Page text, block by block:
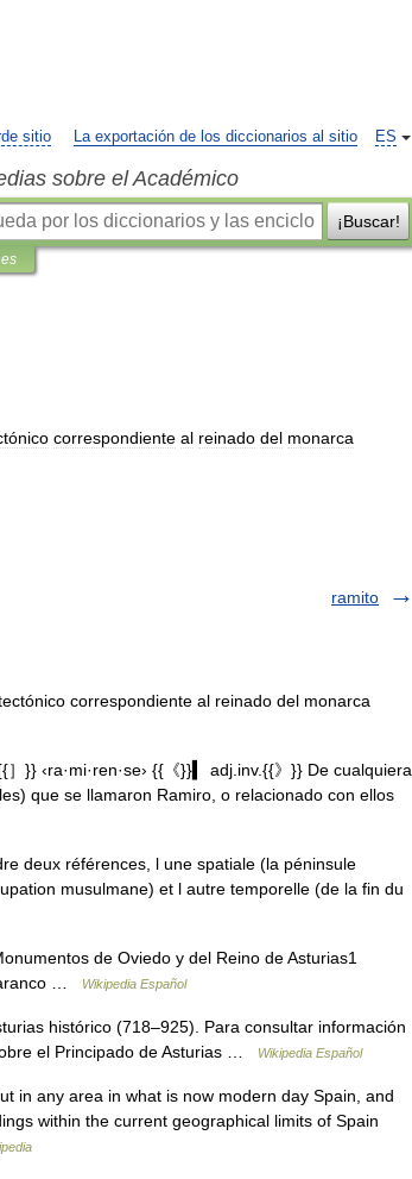
ES
sitio La exportación de los diccionarios al sitio
sobre el Académico
¡Buscar!
correspondiente al reinado del monarca
ramito
correspondiente al reinado del monarca
}} ‹ra·mi·ren·se› {{《}}▍ adj.inv.{{》}} De cualquiera
que se llamaron Ramiro, o relacionado con ellos
deux références, l une spatiale (la péninsule
musulmane) et l autre temporelle (de la fin du
de Oviedo y del Reino de Asturias1
…
Wikipedia Español
histórico (718–925). Para consultar información
el Principado de Asturias …
Wikipedia Español
in any area in what is now modern day Spain, and
within the current geographical limits of Spain